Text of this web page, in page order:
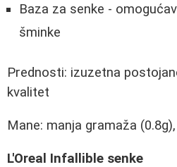
Baza za senke -
šminke
Prednosti: izuzetna
kvalitet
Mane: manja gramaža
L'Oreal Infallible senke